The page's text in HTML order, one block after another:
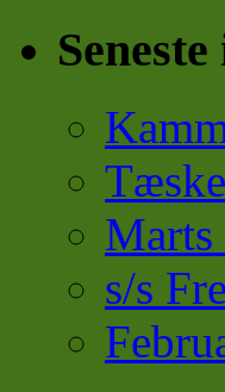
Marts
s/s